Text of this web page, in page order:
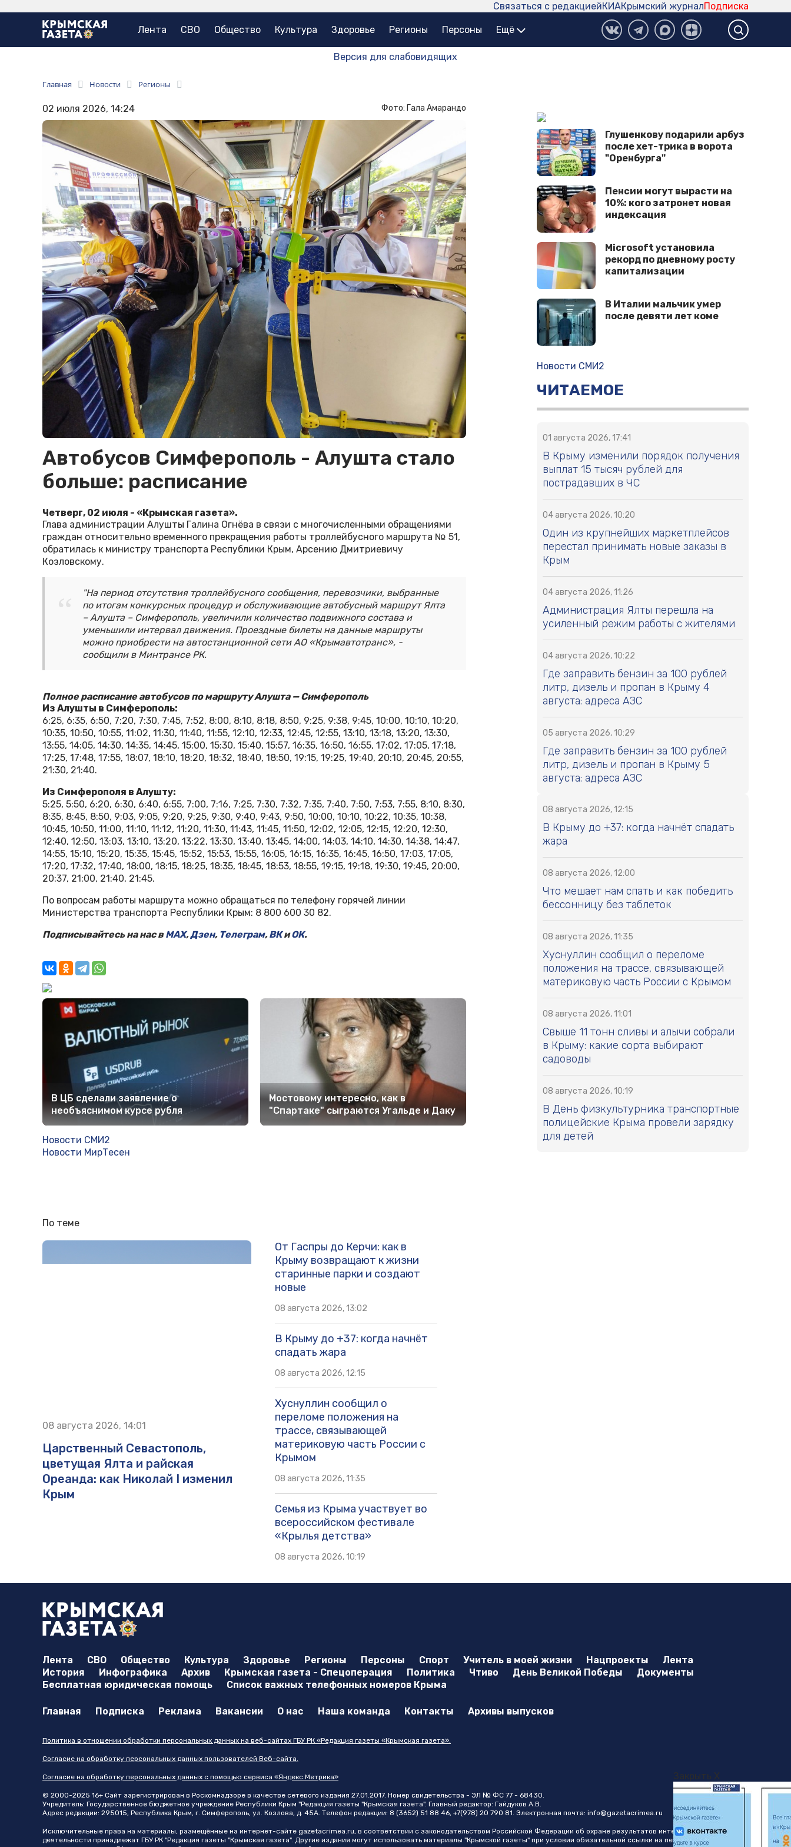
Подписка
Крымский журнал
КИА
Связаться с редакцией
Лента СВО Общество Культура Здоровье Регионы Персоны Ещё
Версия для слабовидящих
Главная Новости Регионы
02 июля 2026, 14:24 Фото: Гала Амарандо
Автобусов Симферополь - Алушта стало
больше: расписание
Четверг, 02 июля - «Крымская газета».
Глава администрации Алушты Галина Огнёва в связи с многочисленными обращениями
граждан относительно временного прекращения работы троллейбусного маршрута № 51,
обратилась к министру транспорта Республики Крым, Арсению Дмитриевичу
Козловскому.
"На период отсутствия троллейбусного сообщения, перевозчики, выбранные
по итогам конкурсных процедур и обслуживающие автобусный маршрут Ялта
– Алушта – Симферополь, увеличили количество подвижного состава и
уменьшили интервал движения. Проездные билеты на данные маршруты
можно приобрести на автостанционной сети АО «Крымавтотранс», -
сообщили в Минтрансе РК.
Полное расписание автобусов по маршруту Алушта — Симферополь
Из Алушты в Симферополь:
6:25, 6:35, 6:50, 7:20, 7:30, 7:45, 7:52, 8:00, 8:10, 8:18, 8:50, 9:25, 9:38, 9:45, 10:00, 10:10, 10:20,
10:35, 10:50, 10:55, 11:02, 11:30, 11:40, 11:55, 12:10, 12:33, 12:45, 12:55, 13:10, 13:18, 13:20, 13:30,
13:55, 14:05, 14:30, 14:35, 14:45, 15:00, 15:30, 15:40, 15:57, 16:35, 16:50, 16:55, 17:02, 17:05, 17:18,
17:25, 17:48, 17:55, 18:07, 18:10, 18:20, 18:32, 18:40, 18:50, 19:15, 19:25, 19:40, 20:10, 20:45, 20:55,
21:30, 21:40.
Из Симферополя в Алушту:
5:25, 5:50, 6:20, 6:30, 6:40, 6:55, 7:00, 7:16, 7:25, 7:30, 7:32, 7:35, 7:40, 7:50, 7:53, 7:55, 8:10, 8:30,
8:35, 8:45, 8:50, 9:03, 9:05, 9:20, 9:25, 9:30, 9:40, 9:43, 9:50, 10:00, 10:10, 10:22, 10:35, 10:38,
10:45, 10:50, 11:00, 11:10, 11:12, 11:20, 11:30, 11:43, 11:45, 11:50, 12:02, 12:05, 12:15, 12:20, 12:30,
12:40, 12:50, 13:03, 13:10, 13:20, 13:22, 13:30, 13:40, 13:45, 14:00, 14:03, 14:10, 14:30, 14:38, 14:47,
14:55, 15:10, 15:20, 15:35, 15:45, 15:52, 15:53, 15:55, 16:05, 16:15, 16:35, 16:45, 16:50, 17:03, 17:05,
17:20, 17:32, 17:40, 18:00, 18:15, 18:25, 18:35, 18:45, 18:53, 18:55, 19:15, 19:18, 19:30, 19:45, 20:00,
20:37, 21:00, 21:40, 21:45.
По вопросам работы маршрута можно обращаться по телефону горячей линии
Министерства транспорта Республики Крым: 8 800 600 30 82.
Подписывайтесь на нас вMAX,Дзен, Телеграм,ВКиОК.
В ЦБ сделали заявление о
необъяснимом курсе рубля
Мостовому интересно, как в
"Спартаке" сыграются Угальде и Даку
Новости СМИ2
Новости МирТесен
По теме
08 августа 2026, 14:01
Царственный Севастополь,
цветущая Ялта и райская
Ореанда: как Николай I изменил
Крым
От Гаспры до Керчи: как в
Крыму возвращают к жизни
старинные парки и создают
новые
08 августа 2026, 13:02
В Крыму до +37: когда начнёт
спадать жара
08 августа 2026, 12:15
Хуснуллин сообщил о
переломе положения на
трассе, связывающей
материковую часть России с
Крымом
08 августа 2026, 11:35
Семья из Крыма участвует во
всероссийском фестивале
«Крылья детства»
08 августа 2026, 10:19
Глушенкову подарили арбуз
после хет-трика в ворота
"Оренбурга"
Пенсии могут вырасти на
10%: кого затронет новая
индексация
Microsoft установила
рекорд по дневному росту
капитализации
В Италии мальчик умер
после девяти лет коме
Новости СМИ2
ЧИТАЕМОЕ
01 августа 2026, 17:41
В Крыму изменили порядок получения
выплат 15 тысяч рублей для
пострадавших в ЧС
04 августа 2026, 10:20
Один из крупнейших маркетплейсов
перестал принимать новые заказы в
Крым
04 августа 2026, 11:26
Администрация Ялты перешла на
усиленный режим работы с жителями
04 августа 2026, 10:22
Где заправить бензин за 100 рублей
литр, дизель и пропан в Крыму 4
августа: адреса АЗС
05 августа 2026, 10:29
Где заправить бензин за 100 рублей
литр, дизель и пропан в Крыму 5
августа: адреса АЗС
08 августа 2026, 12:15
В Крыму до +37: когда начнёт спадать
жара
08 августа 2026, 12:00
Что мешает нам спать и как победить
бессонницу без таблеток
08 августа 2026, 11:35
Хуснуллин сообщил о переломе
положения на трассе, связывающей
материковую часть России с Крымом
08 августа 2026, 11:01
Свыше 11 тонн сливы и алычи собрали
в Крыму: какие сорта выбирают
садоводы
08 августа 2026, 10:19
В День физкультурника транспортные
полицейские Крыма провели зарядку
для детей
Закрыть X
Лента СВО Общество Культура Здоровье Регионы Персоны Спорт Учитель в моей жизни Нацпроекты
Лента
История
Инфографика Архив Крымская газета - Спецоперация Политика Чтиво День Великой Победы
Документы
Бесплатная юридическая помощь
Список важных телефонных номеров Крыма
Главная Подписка Реклама Вакансии О нас Наша команда Контакты Архивы выпусков
Политика в отношении обработки персональных данных на веб-сайтах ГБУ РК «Редакция газеты «Крымская газета».
Согласие на обработку персональных данных пользователей Веб-сайта.
Согласие на обработку персональных данных с помощью сервиса «Яндекс.Метрика»
© 2000-2025 16+ Сайт зарегистрирован в Роскомнадзоре в качестве сетевого издания 27.01.2017. Номер свидетельства - ЭЛ № ФС 77 - 68430.
Учредитель: Государственное бюджетное учреждение Республики Крым "Редакция газеты "Крымская газета". Главный редактор: Гайдуков А.В.
Адрес редакции: 295015, Республика Крым, г. Симферополь, ул. Козлова, д. 45А. Телефон редакции: 8 (3652) 51 88 46, +7(978) 20 790 81. Электронная почта: info@gazetacrimea.ru
Исключительные права на материалы, размещённые на интернет-сайте gazetacrimea.ru, в соответствии с законодательством Российской Федерации об охране результатов интеллектуальной
деятельности принадлежат ГБУ РК "Редакция газеты "Крымская газета". Другие издания могут использовать материалы "Крымской газеты" при условии обязательной ссылки на первоисточник в виде